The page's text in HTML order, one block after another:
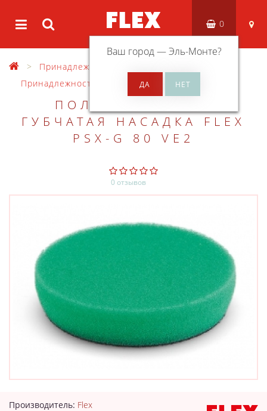
Ваш город —Эль-Монте?
0
Принадлежности
Принадлежности для полирования
ПОЛИРОВАЛЬНАЯ
ГУБЧАТАЯ НАСАДКА FLEX
PSX-G 80 VE2
0 отзывов
Производитель: Flex